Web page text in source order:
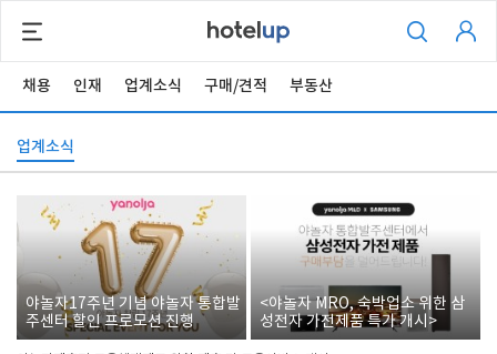
채용 인재 업계소식 구매/견적 부동산
업계소식
야놀자17주년 기념 야놀자 통합발
주센터 할인 프로모션 진행
<야놀자 MRO, 숙박업소 위한 삼
성전자 가전제품 특가 개시>